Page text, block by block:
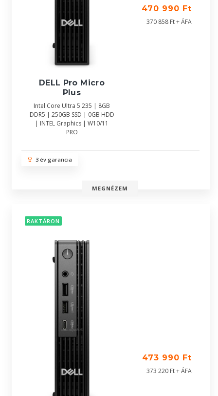
DELL Pro Micro
Plus
Intel Core Ultra 5 235 | 8GB
DDR5 | 250GB SSD | 0GB HDD
| INTEL Graphics | W10/11
PRO
470 990 Ft
370 858 Ft + ÁFA
3 év garancia
MEGNÉZEM
RAKTÁRON
473 990 Ft
373 220 Ft + ÁFA